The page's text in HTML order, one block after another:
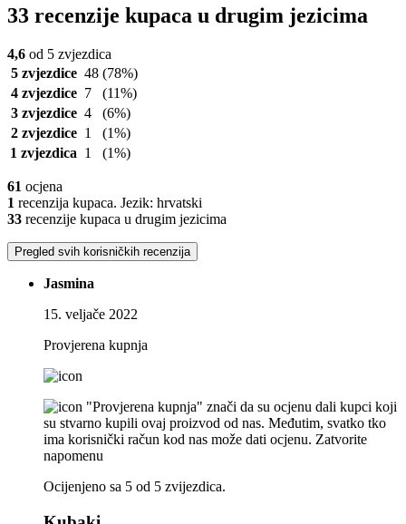
33 recenzije kupaca u drugim jezicima
4,6 od 5 zvjezdica
5 zvjezdice 48 (78%)
4 zvjezdice 7
(11%)
3 zvjezdice 4
(6%)
2 zvjezdice 1
(1%)
1 zvjezdica 1 (1%)
61 ocjena
1 recenzija kupaca. Jezik: hrvatski
33 recenzije kupaca u drugim jezicima
Pregled svih korisničkih recenzija
Jasmina
15. veljače 2022
Provjerena kupnja
"Provjerena kupnja" znači da su ocjenu dali kupci koji
su stvarno kupili ovaj proizvod od nas. Međutim, svatko tko
ima korisnički račun kod nas može dati ocjenu. Zatvorite
napomenu
Ocijenjeno sa 5 od 5 zvijezdica.